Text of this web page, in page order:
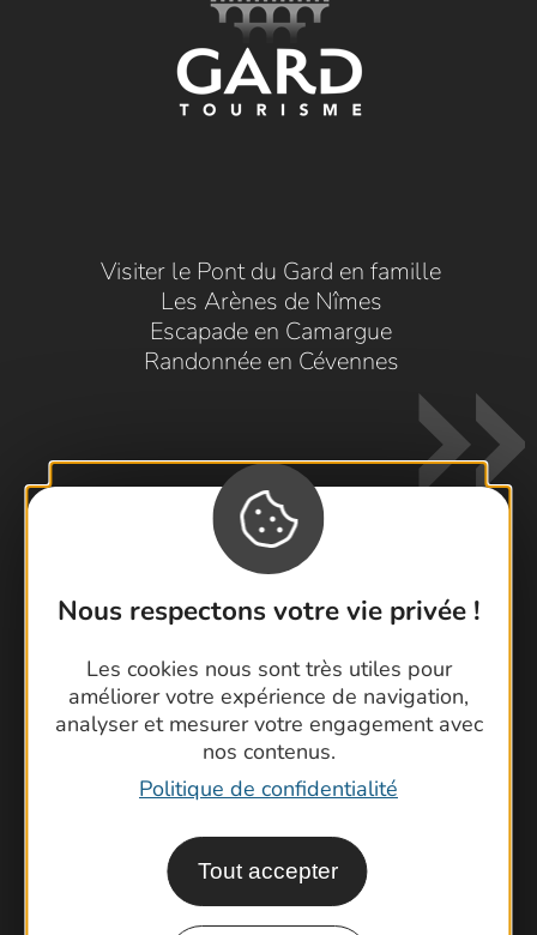
Nous respectons votre vie privée !
Les cookies nous sont très utiles pour
améliorer votre expérience de navigation,
analyser et mesurer votre engagement avec
nos contenus.
Politique de confidentialité
Tout accepter
Visiter le Pont du Gard en famille
Les Arènes de Nîmes
Escapade en Camargue
Randonnée en Cévennes
Contactez-nous !
Brochures
Cartoguides et Topoguides
Latitude Gard